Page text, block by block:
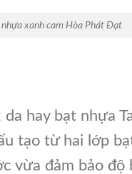
nhựa xanh cam Hòa Phát Đạt
hay bạt nhựa
tạo từ hai lớp
vừa đảm bảo độ